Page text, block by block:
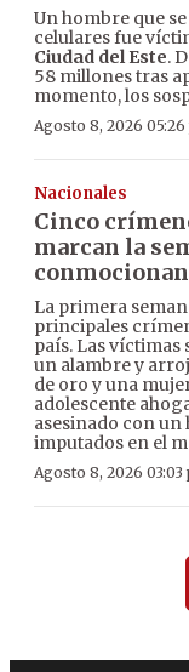
Un hombre que
celulares fue
Ciudad del Este.
58 millones tras
momento, los
Agosto 8, 2026 05:26
Nacionales
Cinco
marcan la
La primera
principales
país. Las
un alambre y
de oro y una
adolescente
asesinado con un
imputados en el
Agosto 8, 2026 03:03